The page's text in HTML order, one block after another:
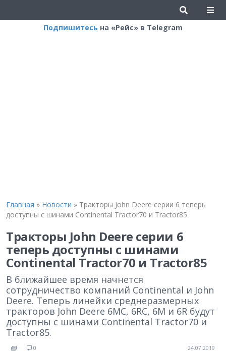
Подпишитесь на «Рейс» в Telegram
Главная » Новости » Тракторы John Deere серии 6 теперь
доступны с шинами Continental Tractor70 и Tractor85
Тракторы John Deere серии 6
теперь доступны с шинами
Continental Tractor70 и Tractor85
В ближайшее время начнется
сотрудничество компаний Continental и John
Deere. Теперь линейки среднеразмерных
тракторов John Deere 6MC, 6RC, 6M и 6R будут
доступны с шинами Continental Tractor70 и
Tractor85.
0 24.07.2019